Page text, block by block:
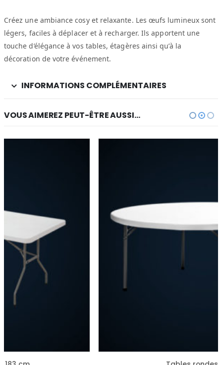
Créez une ambiance cosy et relaxante. Les œufs lumineux sont
légers, faciles à déplacer et à recharger. Ils apportent une
touche d’élégance à vos tables, étagères ainsi qu’à la
décoration de votre événement.
INFORMATIONS COMPLÉMENTAIRES
VOUS AIMEREZ PEUT-ÊTRE AUSSI…